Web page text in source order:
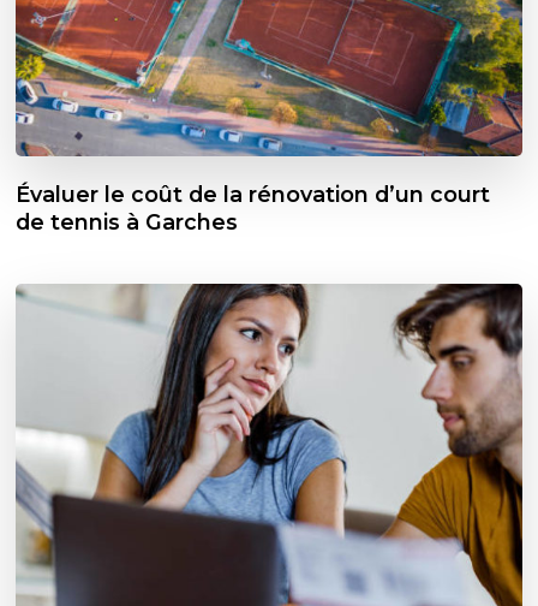
Évaluer le coût de la rénovation d’un court
de tennis à Garches